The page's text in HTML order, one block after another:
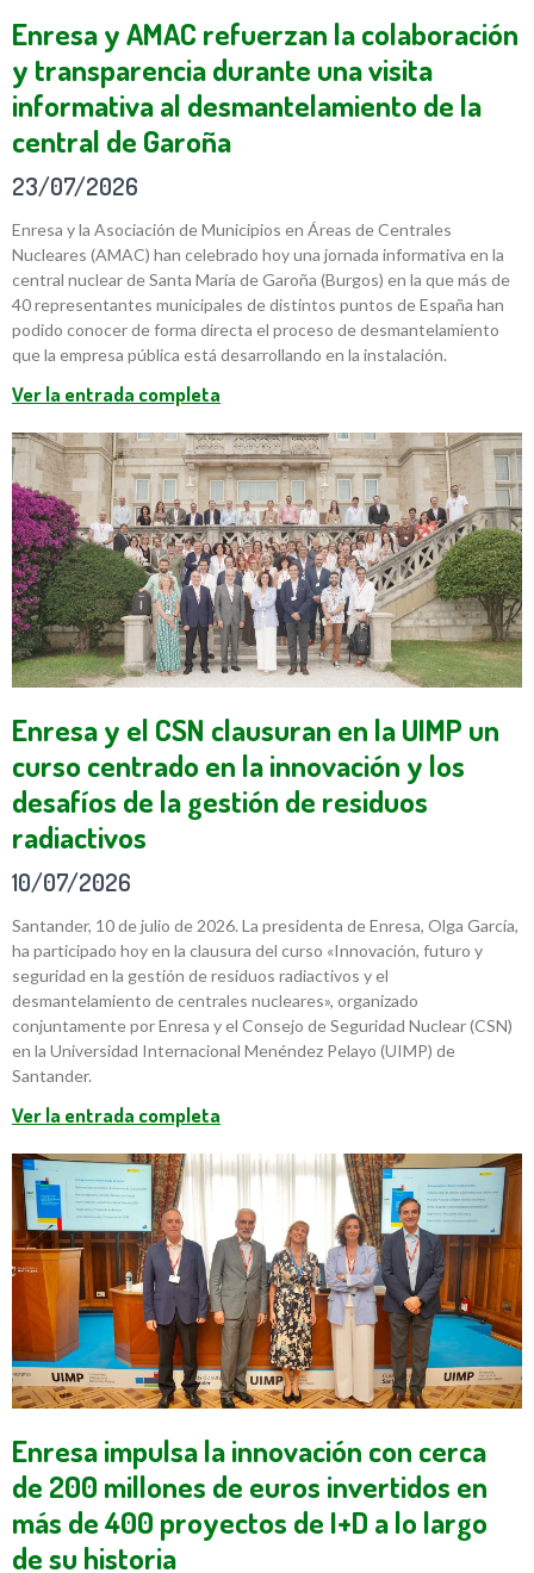
Enresa y AMAC refuerzan la colaboración
y transparencia durante una visita
informativa al desmantelamiento de la
central de Garoña
23/07/2026
Enresa y la Asociación de Municipios en Áreas de Centrales
Nucleares (AMAC) han celebrado hoy una jornada informativa en la
central nuclear de Santa María de Garoña (Burgos) en la que más de
40 representantes municipales de distintos puntos de España han
podido conocer de forma directa el proceso de desmantelamiento
que la empresa pública está desarrollando en la instalación.
Ver la entrada completa
Enresa y el CSN clausuran en la UIMP un
curso centrado en la innovación y los
desafíos de la gestión de residuos
radiactivos
10/07/2026
Santander, 10 de julio de 2026. La presidenta de Enresa, Olga García,
ha participado hoy en la clausura del curso «Innovación, futuro y
seguridad en la gestión de residuos radiactivos y el
desmantelamiento de centrales nucleares», organizado
conjuntamente por Enresa y el Consejo de Seguridad Nuclear (CSN)
en la Universidad Internacional Menéndez Pelayo (UIMP) de
Santander.
Ver la entrada completa
Enresa impulsa la innovación con cerca
de 200 millones de euros invertidos en
más de 400 proyectos de I+D a lo largo
de su historia